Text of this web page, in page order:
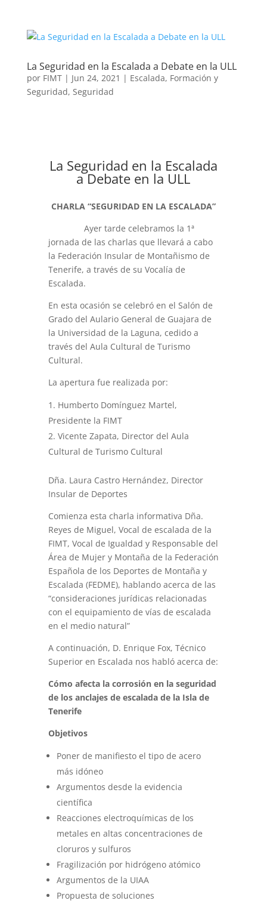
La Seguridad en la Escalada a Debate en la ULL
por FIMT| Jun 24, 2021 | Escalada, Formación y
Seguridad, Seguridad
La Seguridad en la Escalada
a Debate en la ULL
CHARLA “SEGURIDAD EN LA ESCALADA”
Ayer tarde celebramos la 1ª
jornada de las charlas que llevará a cabo
la Federación Insular de Montañismo de
Tenerife, a través de su Vocalía de
Escalada.
En esta ocasión se celebró en el Salón de
Grado del Aulario General de Guajara de
la Universidad de la Laguna, cedido a
través del Aula Cultural de Turismo
Cultural.
La apertura fue realizada por:
Humberto Domínguez Martel,
Presidente la FIMT
Vicente Zapata, Director del Aula
Cultural de Turismo Cultural
Dña. Laura Castro Hernández, Director
Insular de Deportes
Comienza esta charla informativa Dña.
Reyes de Miguel, Vocal de escalada de la
FIMT, Vocal de Igualdad y Responsable del
Área de Mujer y Montaña de la Federación
Española de los Deportes de Montaña y
Escalada (FEDME), hablando acerca de las
“consideraciones jurídicas relacionadas
con el equipamiento de vías de escalada
en el medio natural”
A continuación, D. Enrique Fox, Técnico
Superior en Escalada nos habló acerca de:
Cómo afecta la corrosión en la seguridad
de los anclajes de escalada de la Isla de
Tenerife
Objetivos
Poner de manifiesto el tipo de acero
más idóneo
Argumentos desde la evidencia
científica
Reacciones electroquímicas de los
metales en altas concentraciones de
cloruros y sulfuros
Fragilización por hidrógeno atómico
Argumentos de la UIAA
Propuesta de soluciones